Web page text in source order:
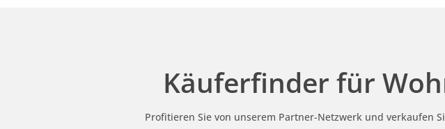
Käuferfinder für
Profitieren Sie von unserem Partner-Netzwerk und verkaufen